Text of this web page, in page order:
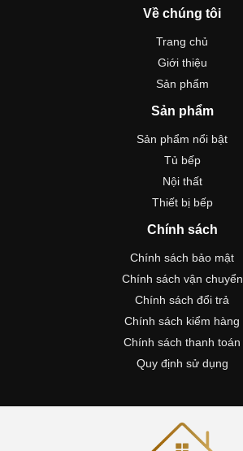
Về chúng tôi
Trang chủ
Giới thiệu
Sản phẩm
Sản phẩm
Sản phẩm nổi bật
Tủ bếp
Nội thất
Thiết bị bếp
Chính sách
Chính sách bảo mật
Chính sách vận chuyển
Chính sách đổi trả
Chính sách kiểm hàng
Chính sách thanh toán
Quy định sử dụng